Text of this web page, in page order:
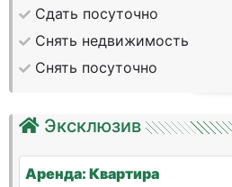
Сдать посуточно
Снять недвижимость
Снять посуточно
Эксклюзив
Аренда: Квартира